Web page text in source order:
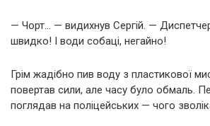
— Чорт… — видихнув Сергій. —
швидко! І води собаці, негайно!
Грім жадібно пив воду з пластикової
повертав сили, але часу було обмаль.
поглядав на поліцейських — чого